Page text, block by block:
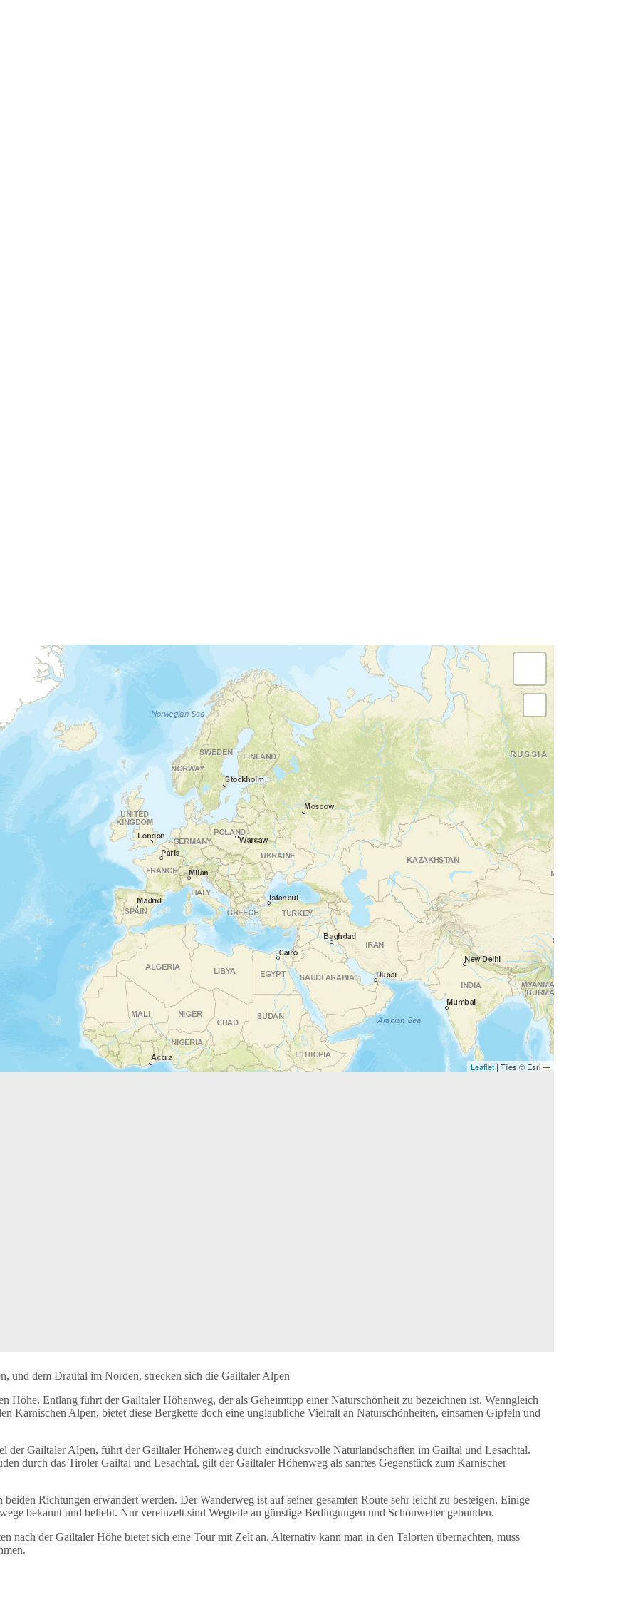
Leaflet | Tiles © Esri —
und dem Drautal im Norden, strecken sich die Gailtaler Alpen
Höhe. Entlang führt der Gailtaler Höhenweg, der als Geheimtipp einer Naturschönheit zu bezeichnen ist. Wenngleich
Karnischen Alpen, bietet diese Bergkette doch eine unglaubliche Vielfalt an Naturschönheiten, einsamen Gipfeln und
der Gailtaler Alpen, führt der Gailtaler Höhenweg durch eindrucksvolle Naturlandschaften im Gailtal und Lesachtal.
durch das Tiroler Gailtal und Lesachtal, gilt der Gailtaler Höhenweg als sanftes Gegenstück zum Karnischer
Richtungen erwandert werden. Der Wanderweg ist auf seiner gesamten Route sehr leicht zu besteigen. Einige
bekannt und beliebt. Nur vereinzelt sind Wegteile an günstige Bedingungen und Schönwetter gebunden.
nach der Gailtaler Höhe bietet sich eine Tour mit Zelt an. Alternativ kann man in den Talorten übernachten, muss